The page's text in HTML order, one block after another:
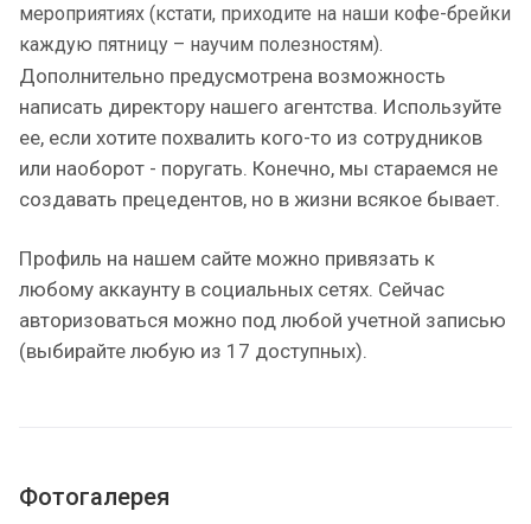
мероприятиях (кстати, приходите на наши кофе-брейки
каждую пятницу – научим полезностям).
Дополнительно предусмотрена возможность
написать директору нашего агентства. Используйте
ее, если хотите похвалить кого-то из сотрудников
или наоборот - поругать. Конечно, мы стараемся не
создавать прецедентов, но в жизни всякое бывает.
Профиль на нашем сайте можно привязать к
любому аккаунту в социальных сетях. Сейчас
авторизоваться можно под любой учетной записью
(выбирайте любую из 17 доступных).
Фотогалерея